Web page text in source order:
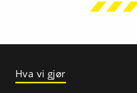
Hva vi gjør